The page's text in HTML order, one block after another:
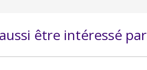
être intéressé par